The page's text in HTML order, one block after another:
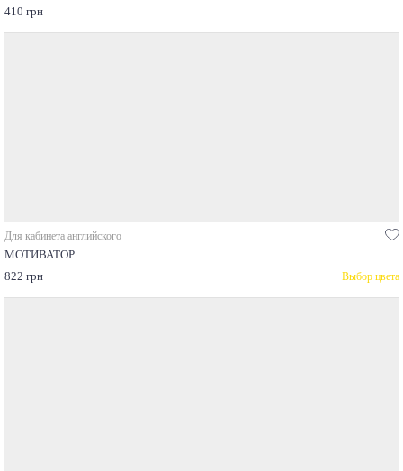
410 грн
Для кабинета английского
МОТИВАТОР
822 грн
Выбор цвета